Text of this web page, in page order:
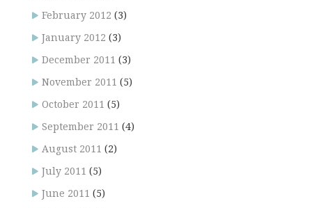
February 2012 (3)
January 2012 (3)
December 2011 (3)
November 2011 (5)
October 2011 (5)
September 2011 (4)
August 2011 (2)
July 2011 (5)
June 2011 (5)